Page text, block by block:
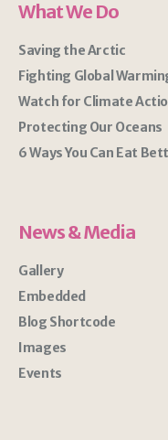
What We Do
Saving the Arctic
Fighting Global
Watch for Climate
Protecting Our Oceans
6 Ways You Can Eat
News & Media
Gallery
Embedded
Blog Shortcode
Images
Events